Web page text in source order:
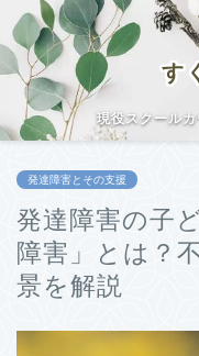
す
現役スクール
発達障害とその支援
発達障害の子
障害」とは？
景を解説